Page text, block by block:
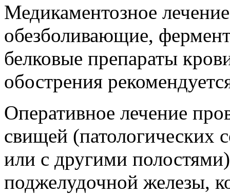
Медикаментозное
обезболивающие,
белковые препараты
обострения
Оперативное лечение
свищей (патологических
или с другими
поджелудочной железы,